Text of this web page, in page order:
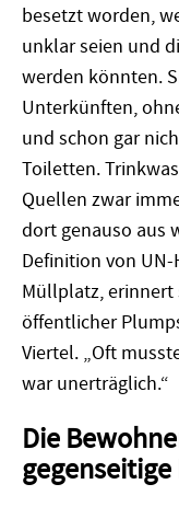
besetzt worden,
unklar seien und
werden könnten.
Unterkünften,
und schon gar
Toiletten.
Quellen zwar
dort genauso aus
Definition von
Müllplatz, erinnert
öffentlicher
Viertel. „Oft
war unerträglich.“
Die